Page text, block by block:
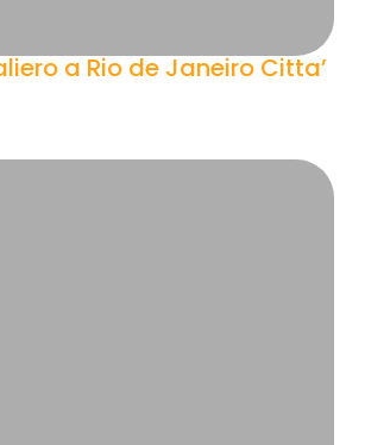
a Rio de Janeiro Citta’